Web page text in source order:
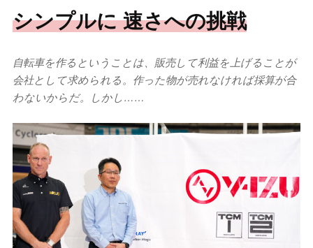
シンプルに 速さへの挑戦
自転車を作るということは、販売して利益を上げることが
会社として求められる。作った物が売れなければ採算が合
わないからだ。しかし……